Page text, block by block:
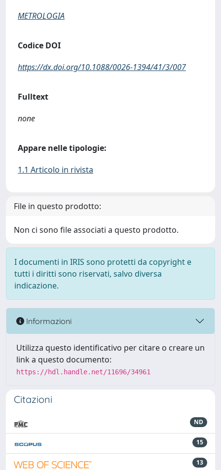
METROLOGIA
Codice DOI
https://dx.doi.org/10.1088/0026-1394/41/3/007
Fulltext
none
Appare nelle tipologie:
1.1 Articolo in rivista
File in questo prodotto:
Non ci sono file associati a questo prodotto.
I documenti in IRIS sono protetti da copyright e
tutti i diritti sono riservati, salvo diversa
indicazione.
Informazioni
Utilizza questo identificativo per citare o creare un
link a questo documento:
https://hdl.handle.net/11696/34961
Citazioni
ND
15
13